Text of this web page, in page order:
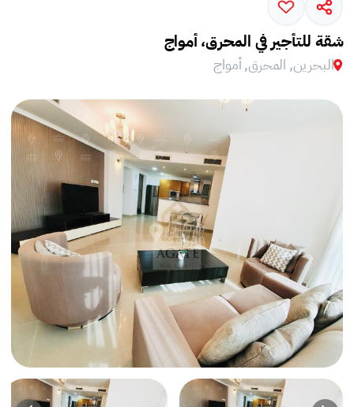
شقة للتأجير في المحرق، أمواج
البحرين, المحرق, أمواج